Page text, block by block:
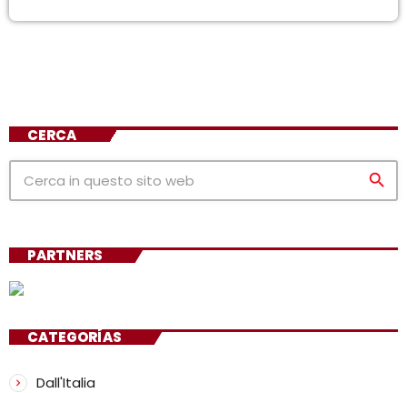
CERCA
search
PARTNERS
CATEGORÍAS
Dall'Italia